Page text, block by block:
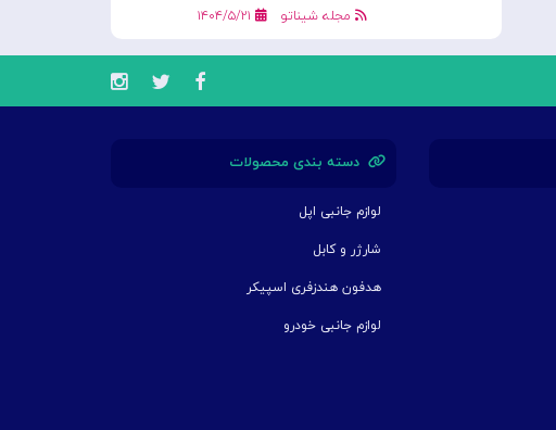
مجله شیناتو ۱۴۰۴/۵/۲۱
دسته بندی محصولات
لوازم جانبی اپل
شارژر و کابل
هدفون هندزفری اسپیکر
لوازم جانبی خودرو